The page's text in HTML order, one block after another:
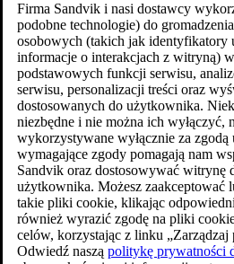
Firma Sandvik i nasi dostawcy
podobne technologie) do
osobowych (takich jak identyfikatory
informacje o interakcjach z witryną)
podstawowych funkcji serwisu,
serwisu, personalizacji treści oraz
dostosowanych do użytkownika.
niezbędne i nie można ich wyłączyć,
wykorzystywane wyłącznie za
wymagające zgody pomagają nam
Sandvik oraz dostosowywać witrynę
użytkownika. Możesz zaakceptować
takie pliki cookie, klikając
również wyrazić zgodę na pliki
celów, korzystając z linku
Odwiedź naszą politykę prywatności